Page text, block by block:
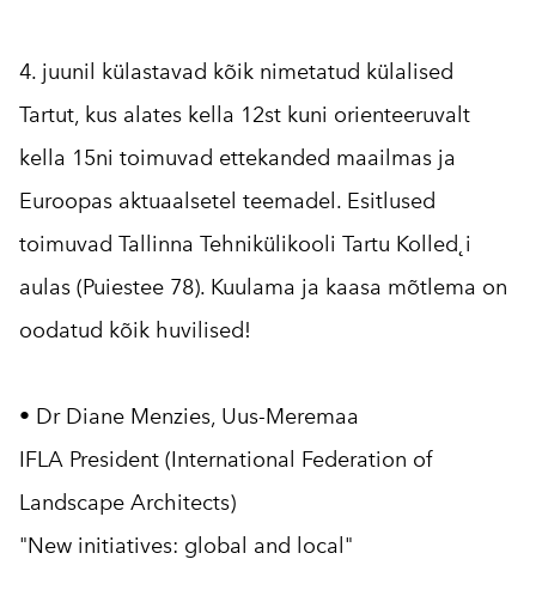
4. juunil külastavad kõik nimetatud külalised
Tartut, kus alates kella 12st kuni orienteeruvalt
kella 15ni toimuvad ettekanded maailmas ja
Euroopas aktuaalsetel teemadel. Esitlused
toimuvad Tallinna Tehnikülikooli Tartu Kolled˛i
aulas (Puiestee 78). Kuulama ja kaasa mõtlema on
oodatud kõik huvilised!
• Dr Diane Menzies, Uus-Meremaa
IFLA President (International Federation of
Landscape Architects)
"New initiatives: global and local"